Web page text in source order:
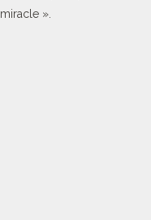
miracle ».